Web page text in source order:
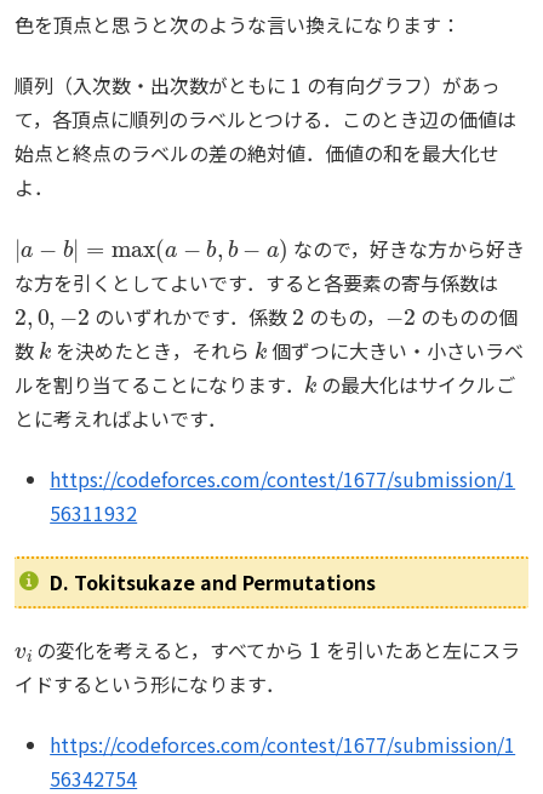
色を頂点と思うと次のような言い換えになります：
順列（入次数・出次数がともに 1 の有向グラフ）があっ
て，各頂点に順列のラベルとつける．このとき辺の価値は
始点と終点のラベルの差の絶対値．価値の和を最大化せ
よ．
なので，好きな方から好き
な方を引くとしてよいです．すると各要素の寄与係数は
2,0,−2
のいずれかです．係数
2
のもの，
−2
のものの個
数
k
を決めたとき，それら
k
個ずつに大きい・小さいラベ
ルを割り当てることになります．
k
の最大化はサイクルご
とに考えればよいです．
https://codeforces.com/contest/1677/submission/1
56311932
D. Tokitsukaze and Permutations
の変化を考えると，すべてから
を引いたあと左にスラ
イドするという形になります．
https://codeforces.com/contest/1677/submission/1
56342754